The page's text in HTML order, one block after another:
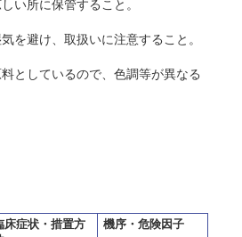
い所に保管すること。
を避け、取扱いに注意すること。
としているので、色調等が異なる
床症状・措置方
機序・危険因子